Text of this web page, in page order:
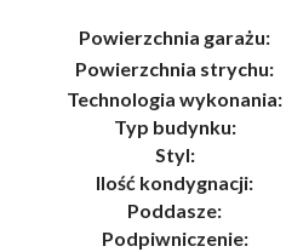
Powierzchnia garażu:
Powierzchnia strychu:
Technologia wykonania:
Typ budynku:
Styl:
Ilość kondygnacji:
Poddasze:
Podpiwniczenie: